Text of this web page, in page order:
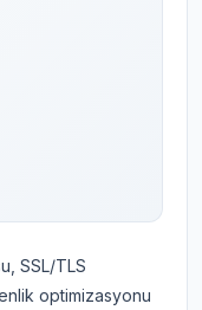
SSL/TLS
optimizasyonu